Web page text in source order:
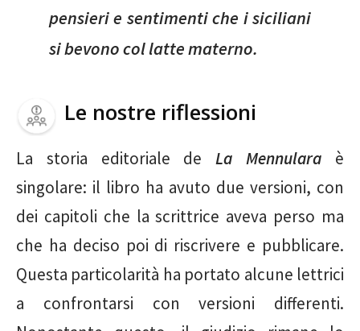
pensieri e sentimenti che i siciliani
si bevono col latte materno.
Le nostre riflessioni
La storia editoriale deLa Mennulara è
singolare: il libro ha avuto due versioni, con
dei capitoli che la scrittrice aveva perso ma
che ha deciso poi di riscrivere e pubblicare.
Questa particolarità ha portato alcune lettrici
a confrontarsi con versioni differenti.